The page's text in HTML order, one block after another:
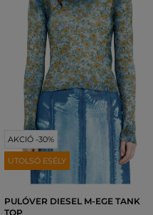
AKCIÓ -30%
UTOLSÓ ESÉLY
PULÓVER DIESEL M-EGE TANK
TOP